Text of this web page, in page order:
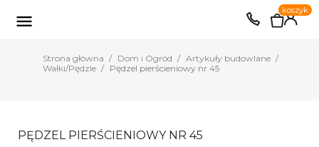
EUR PLN

0
koszyk
Strona główna Dom i Ogród
Artykuły budowlane
Wałki/Pędzle
Pędzel pierścieniowy nr 45
PĘDZEL PIERŚCIENIOWY NR 45